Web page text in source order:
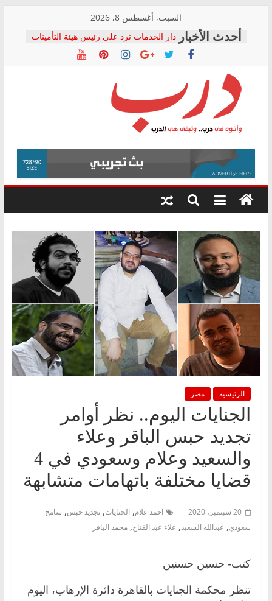
content
السبت, أغسطس 8, 2026
دار الخدمات ترد على رئيس هيئة التأمينات
بعد مؤتمره الصحفي: إنكار الأزمة لا ينهي
معاناة أصحاب المعاشات.. ونطالب بكشف
فرحات سليمان يكتب: القطاع الصحي إلى
أين؟
حزب التحالف الشعبي يطلق لجنة “الحق
في الصحة” بالإسكندرية لرصد الانتهاكات
ودعم المرضى
الوزاري لمدينة الصحفيين.. وانتهاء أعمال
إنشاء المبنى الإداري
المجلس القومي لحقوق الإنسان يعلن
متابعة قضية الدكتور محمد زهران.. ويؤكد:
قرينة البراءة وضمانات المحاكمة العادلة
درب
وأتوه
درب..
وتبقى
هي
الرئيسية مصر
الجنايات اليوم.. نظر أوامر
تجديد حبس الباقر وعلاء
والسعيد وعلام وسعودي في 4
قضايا مختلفة باتهامات متشابهة
20 سبتمبر، 2020 احمد علام, الجنايات, تجديد حبس, سامح
سعودي, عبدالله السعيد, علاء عبد الفتاح, محمد الباقر
كتب- حسين حسنين
تنظر محكمة الجنايات بالقاهرة دائرة الإرهاب، اليوم